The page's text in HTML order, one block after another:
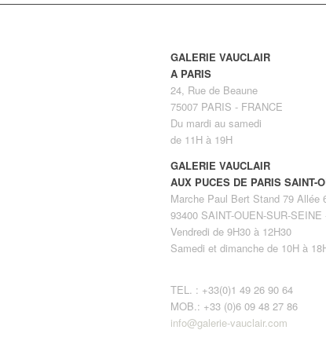
GALERIE VAUCLAIR
A PARIS
24, Rue de Beaune
75007 PARIS - FRANCE
Du mardi au samedi
de 11H à 19H
GALERIE VAUCLAIR
AUX PUCES DE PARIS SAINT-
Marche Paul Bert Stand 79 Allée
93400 SAINT-OUEN-SUR-SEINE
Vendredi de 9H30 à 12H30
Samedi et dimanche de 10H à
TEL. : +33(0)1 49 26 90 64
MOB.: +33 (0)6 09 48 27 86
info@galerie-vauclair.com